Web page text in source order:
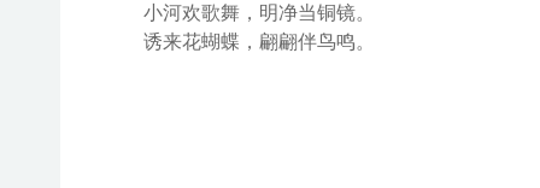
小河欢歌舞，明净当铜镜。
诱来花蝴蝶，翩翩伴鸟鸣。